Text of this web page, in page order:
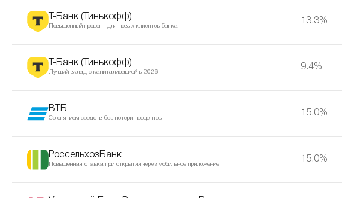
Т-Банк (Тинькофф)
Повышенный процент для новых клиентов банка
13.3%
Т-Банк (Тинькофф)
Лучший вклад с капитализацией в 2026
9.4%
ВТБ
Со снятием средств без потери процентов
15.0%
РоссельхозБанк
Повышенная ставка при открытии через мобильное приложение
15.0%